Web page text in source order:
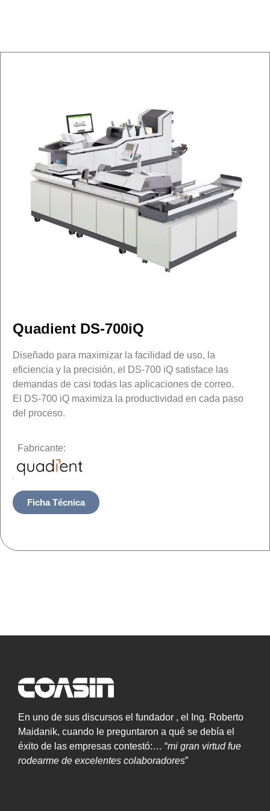
Quadient DS-700iQ
Diseñado para maximizar la facilidad de uso, la
eficiencia y la precisión, el DS-700 iQ satisface las
demandas de casi todas las aplicaciones de correo.
El DS-700 iQ maximiza la productividad en cada paso
del proceso.
Fabricante:
Ficha Técnica
En uno de sus discursos el fundador , el Ing. Roberto
Maidanik, cuando le preguntaron a qué se debía el
éxito de las empresas contestó:… “mi gran virtud fue
rodearme de excelentes colaboradores”